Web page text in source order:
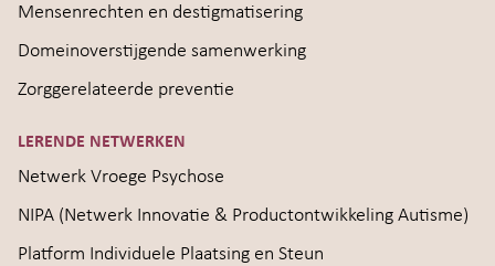
Mensenrechten en destigmatisering
Domeinoverstijgende samenwerking
Zorggerelateerde preventie
LERENDE NETWERKEN
Netwerk Vroege Psychose
NIPA (Netwerk Innovatie & Productontwikkeling Autisme)
Platform Individuele Plaatsing en Steun